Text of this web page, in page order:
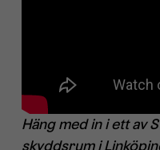
Häng med in i ett av
skyddsrum i